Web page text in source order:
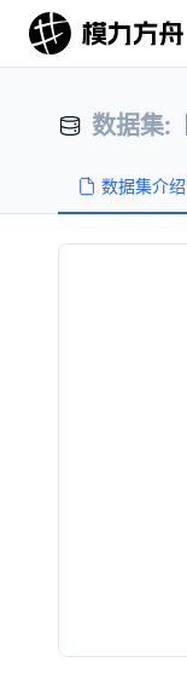
数据集:
数据集介绍